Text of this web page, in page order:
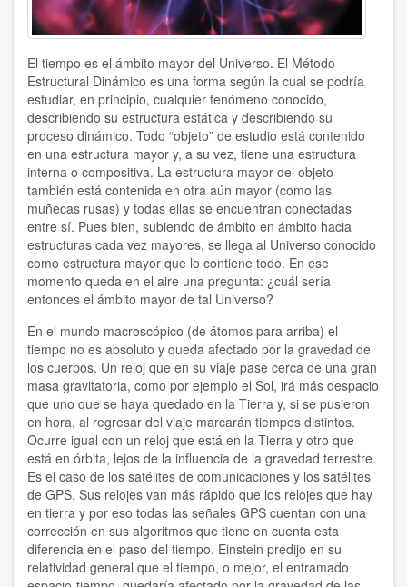
AUTOR
Ildefonso Hernández Silva
2025
Angélica Soler
Boris Koval
C Braulio
CMEH
CSU Salvatore Puledda
Carlos Crespo Burgos
Centro Mondiale di Studi Umanista
Centro Mundial Estudios Humanistas
Centro Mundial de Estudios Humanistas
Daniel Leon
Daniel R. León
Dionísia Sá
El tiempo es el ámbito mayor del Universo. El Método
Estructural Dinámico es una forma según la cual se podría
estudiar, en principio, cualquier fenómeno conocido,
describiendo su estructura estática y describiendo su
proceso dinámico. Todo “objeto” de estudio está contenido
en una estructura mayor y, a su vez, tiene una estructura
interna o compositiva. La estructura mayor del objeto
también está contenida en otra aún mayor (como las
muñecas rusas) y todas ellas se encuentran conectadas
entre sí. Pues bien, subiendo de ámbito en ámbito hacia
estructuras cada vez mayores, se llega al Universo conocido
como estructura mayor que lo contiene todo. En ese
momento queda en el aire una pregunta: ¿cuál sería
entonces el ámbito mayor de tal Universo?
En el mundo macroscópico (de átomos para arriba) el
tiempo no es absoluto y queda afectado por la gravedad de
los cuerpos. Un reloj que en su viaje pase cerca de una gran
masa gravitatoria, como por ejemplo el Sol, irá más despacio
que uno que se haya quedado en la Tierra y, si se pusieron
en hora, al regresar del viaje marcarán tiempos distintos.
Ocurre igual con un reloj que está en la Tierra y otro que
está en órbita, lejos de la influencia de la gravedad terrestre.
Es el caso de los satélites de comunicaciones y los satélites
de GPS. Sus relojes van más rápido que los relojes que hay
en tierra y por eso todas las señales GPS cuentan con una
corrección en sus algoritmos que tiene en cuenta esta
diferencia en el paso del tiempo. Einstein predijo en su
relatividad general que el tiempo, o mejor, el entramado